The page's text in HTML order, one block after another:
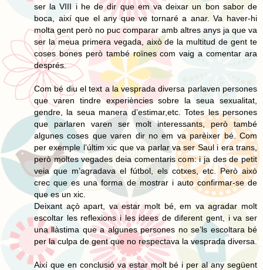
ser la VIII i he de dir que em va deixar un bon sabor de
boca, així que el any que ve tornaré a anar. Va haver-hi
molta gent però no puc comparar amb altres anys ja que va
ser la meua primera vegada, això de la multitud de gent te
coses bones però també roïnes com vaig a comentar ara
després.
Com bé diu el text a la vesprada diversa parlaven persones
que varen tindre experiències sobre la seua sexualitat,
gendre, la seua manera d’estimar,etc. Totes les persones
que parlaren varen ser molt interessants, però també
algunes coses que varen dir no em va parèixer bé. Com
per exemple l’últim xic que va parlar va ser Saul i era trans,
però moltes vegades deia comentaris com: i ja des de petit
veia que m’agradava el fútbol, els cotxes, etc. Però això
crec que es una forma de mostrar i auto confirmar-se de
que es un xic.
Deixant açò apart, va estar molt bé, em va agradar molt
escoltar les reflexions i les idees de diferent gent, i va ser
una llàstima que a algunes persones no se’ls escoltara bé
per la culpa de gent que no respectava la vesprada diversa.
Així que en conclusió va estar molt bé i per al any següent